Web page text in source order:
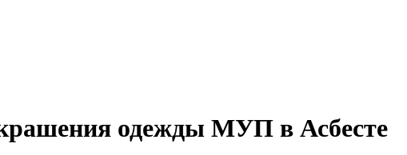
одежды МУП в Асбесте